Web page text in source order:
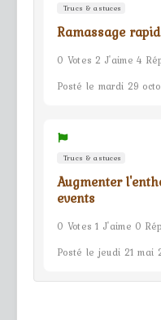
Trucs & astuces
Ramassage
0 Votes 2 J'aime 4
Posté le mardi 29
Trucs & astuces
Augmenter
events
0 Votes 1 J'aime 0
Posté le jeudi 21 mai